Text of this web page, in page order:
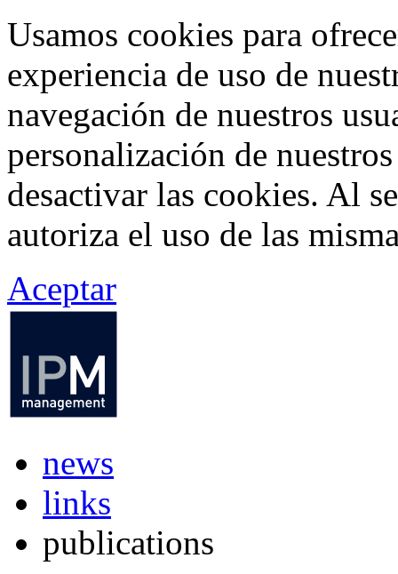
Usamos cookies para
experiencia de uso de
navegación de nuestros
personalización de
desactivar las cookies. Al
autoriza el uso de las
Aceptar
news
links
publications